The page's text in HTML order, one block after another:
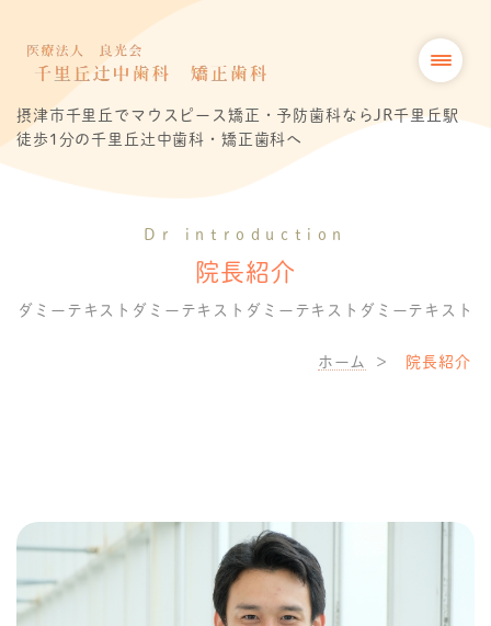
摂津市千里丘でマウスピース矯正・予防歯科ならJR千里丘駅
徒歩1分の千里丘辻中歯科・矯正歯科へ
Dr introduction
院長紹介
ダミーテキストダミーテキストダミーテキストダミーテキスト
ホーム 院長紹介